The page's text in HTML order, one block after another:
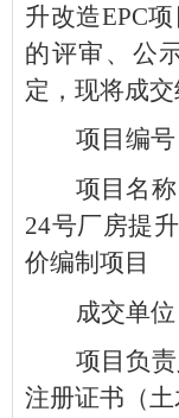
升改造EPC
的评审、公
定，现将成交
项目编
项目名
24号厂房提
价编制项目
成交单
项目负
注册证书（